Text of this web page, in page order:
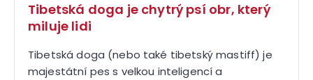
Tibetská doga je chytrý psí obr, který
miluje lidi
Tibetská doga (nebo také tibetský mastiff) je
majestátní pes s velkou inteligencí a